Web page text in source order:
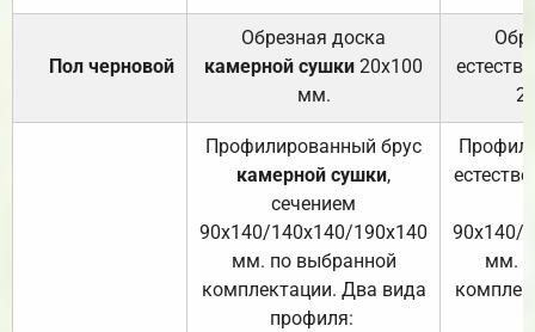
Пол черновой
Обрезная доска
камерной сушки 20х100
мм.
Профилированный брус
камерной сушки,
сечением
90х140/140х140/190х140
мм. по выбранной
комплектации. Два вида
профиля:
90х140/
мм.